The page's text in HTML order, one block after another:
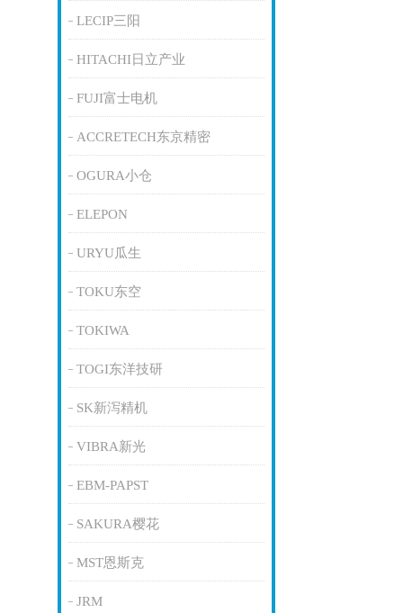
LECIP三阳
HITACHI日立产业
FUJI富士电机
ACCRETECH东京精密
OGURA小仓
ELEPON
URYU瓜生
TOKU东空
TOKIWA
TOGI东洋技研
SK新泻精机
VIBRA新光
EBM-PAPST
SAKURA樱花
MST恩斯克
JRM